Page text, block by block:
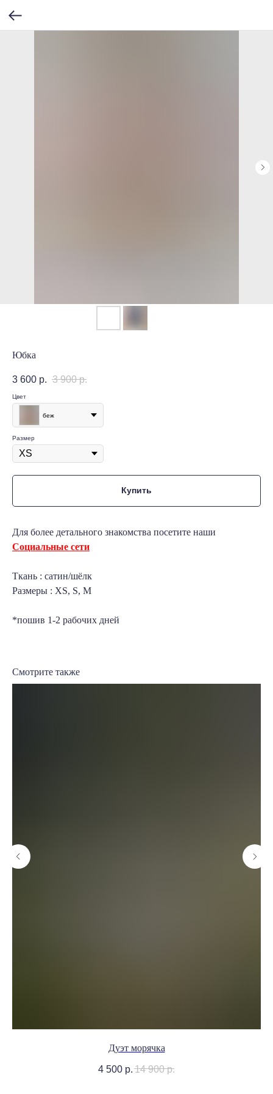
Юбка
3 600 р. 3 900 р.
Цвет
беж
Размер
Купить
Для более детального знакомства посетите наши
Социальные сети
Ткань : сатин/шёлк
Размеры : XS, S, M
*пошив 1-2 рабочих дней
Смотрите также
Дуэт морячка
4 500 р. 14 900 р.